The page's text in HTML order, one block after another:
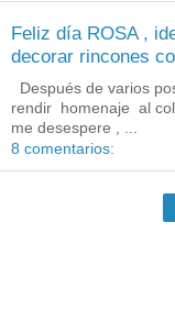
Feliz día ROSA ,
decorar rincones
Después de varios
rendir homenaje al
me desespere , ...
8 comentarios: